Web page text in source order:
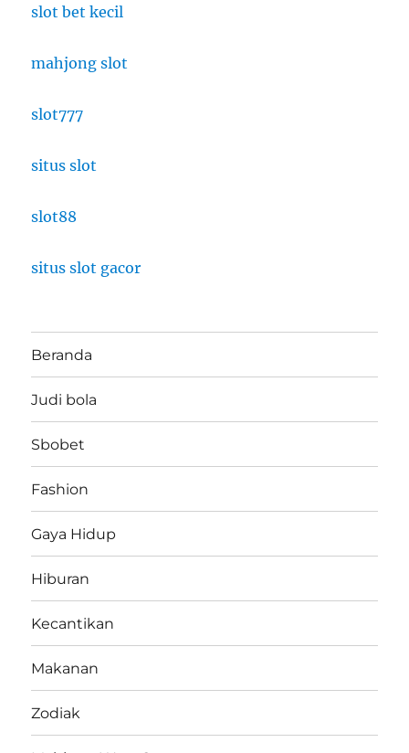
slot bet kecil
mahjong slot
slot777
situs slot
slot88
situs slot gacor
Beranda
Judi bola
Sbobet
Fashion
Gaya Hidup
Hiburan
Kecantikan
Makanan
Zodiak